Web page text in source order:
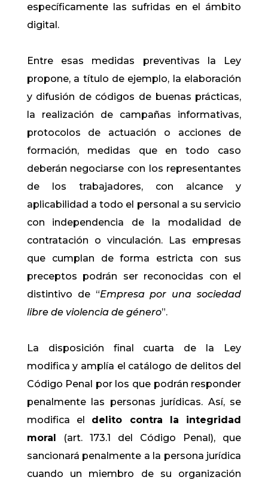
específicamente las sufridas en el ámbito
digital.
Entre esas medidas preventivas la Ley
propone, a título de ejemplo, la elaboración
y difusión de códigos de buenas prácticas,
la realización de campañas informativas,
protocolos de actuación o acciones de
formación, medidas que en todo caso
deberán negociarse con los representantes
de los trabajadores, con alcance y
aplicabilidad a todo el personal a su servicio
con independencia de la modalidad de
contratación o vinculación. Las empresas
que cumplan de forma estricta con sus
preceptos podrán ser reconocidas con el
distintivo de “Empresa por una sociedad
libre de violencia de género”.
La disposición final cuarta de la Ley
modifica y amplía el catálogo de delitos del
Código Penal por los que podrán responder
penalmente las personas jurídicas. Así, se
modifica el delito contra la integridad
moral (art. 173.1 del Código Penal), que
sancionará penalmente a la persona jurídica
cuando un miembro de su organización